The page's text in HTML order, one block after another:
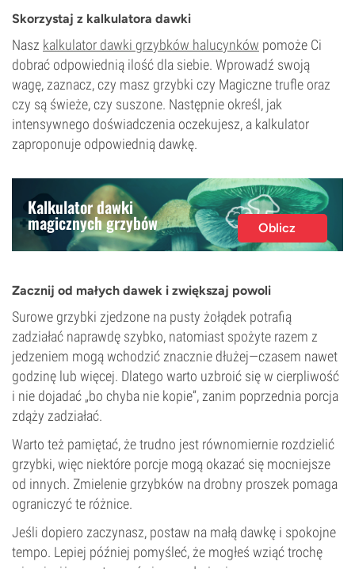
Skorzystaj z kalkulatora dawki
Nasz kalkulator dawki grzybków halucynków pomoże Ci
dobrać odpowiednią ilość dla siebie. Wprowadź swoją
wagę, zaznacz, czy masz grzybki czy Magiczne trufle oraz
czy są świeże, czy suszone. Następnie określ, jak
intensywnego doświadczenia oczekujesz, a kalkulator
zaproponuje odpowiednią dawkę.
Kalkulator dawki
magicznych grzybów Oblicz
Zacznij od małych dawek i zwiększaj powoli
Surowe grzybki zjedzone na pusty żołądek potrafią
zadziałać naprawdę szybko, natomiast spożyte razem z
jedzeniem mogą wchodzić znacznie dłużej—czasem nawet
godzinę lub więcej. Dlatego warto uzbroić się w cierpliwość
i nie dojadać „bo chyba nie kopie”, zanim poprzednia porcja
zdąży zadziałać.
Warto też pamiętać, że trudno jest równomiernie rozdzielić
grzybki, więc niektóre porcje mogą okazać się mocniejsze
od innych. Zmielenie grzybków na drobny proszek pomaga
ograniczyć te różnice.
Jeśli dopiero zaczynasz, postaw na małą dawkę i spokojne
tempo. Lepiej później pomyśleć, że mogłeś wziąć trochę